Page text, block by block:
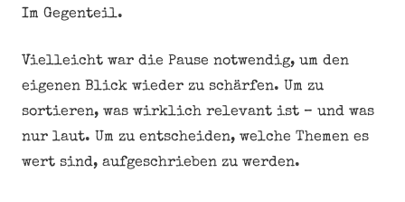
Im Gegenteil.
Vielleicht war die Pause notwendig, um den
eigenen Blick wieder zu schärfen. Um zu
sortieren, was wirklich relevant ist – und was
nur laut. Um zu entscheiden, welche Themen es
wert sind, aufgeschrieben zu werden.